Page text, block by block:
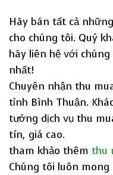
Hãy bán tất cả
cho chúng tôi. Quý
hãy liên hệ với
nhất!
Chuyên nhận thu
tỉnh Bình Thuận.
tưởng dịch vụ thu
tín, giá cao.
tham khảo thêm thu
Chúng tôi luôn